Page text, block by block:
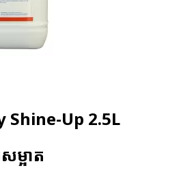
Shine-Up 2.5L
ម្អាត